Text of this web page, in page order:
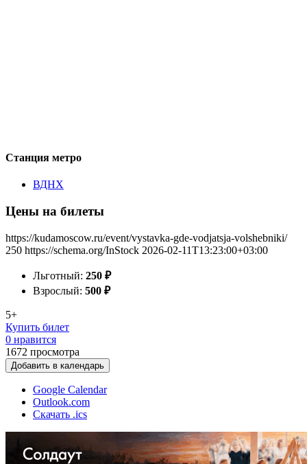
Станция метро
ВДНХ
Цены на билеты
https://kudamoscow.ru/event/vystavka-gde-vodjatsja-volshebniki/
250 https://schema.org/InStock 2026-02-11T13:23:00+03:00
Льготный: 250 ₽
Взрослый: 500 ₽
5+
Купить билет
0 нравится
1672 просмотра
Добавить в календарь
Google Calendar
Outlook.com
Скачать .ics